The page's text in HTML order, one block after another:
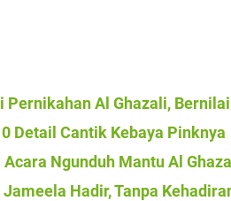
Al Ghazali,
Detail Cantik Kebaya Pinknya
Ngunduh Mantu Al
Hadir, Tanpa